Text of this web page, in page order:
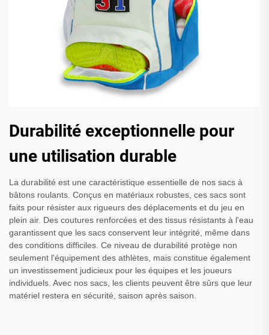
Durabilité exceptionnelle pour
une utilisation durable
La durabilité est une caractéristique essentielle de nos sacs à
bâtons roulants. Conçus en matériaux robustes, ces sacs sont
faits pour résister aux rigueurs des déplacements et du jeu en
plein air. Des coutures renforcées et des tissus résistants à l'eau
garantissent que les sacs conservent leur intégrité, même dans
des conditions difficiles. Ce niveau de durabilité protège non
seulement l'équipement des athlètes, mais constitue également
un investissement judicieux pour les équipes et les joueurs
individuels. Avec nos sacs, les clients peuvent être sûrs que leur
matériel restera en sécurité, saison après saison.